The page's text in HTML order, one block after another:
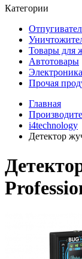
Категории
Товары для
Автотовары
Электроника
Прочая
Главная
i4technology
Детектор